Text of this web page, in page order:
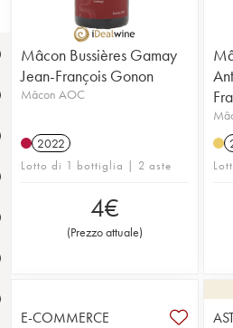
Mâcon Bussières Gamay
Jean-François Gonon
Mâcon AOC
2022
Lotto di 1 bottiglia | 2 aste
4€
(Prezzo attuale)
E-COMMERCE